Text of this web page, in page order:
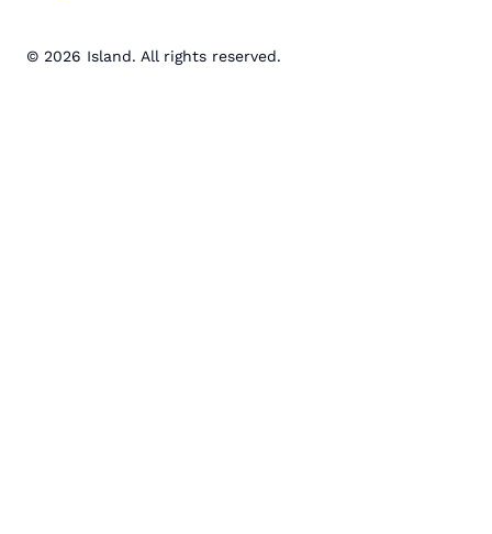
© 2026 Island. All rights reserved.